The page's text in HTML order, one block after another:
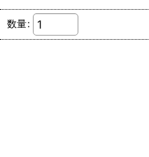
数量: